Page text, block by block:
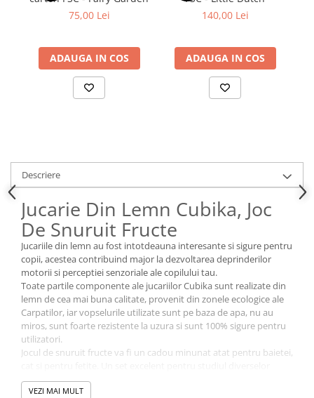
Saltele120x60 cm
Tablite magetice si accesorii
Umidificatore
75,00 Lei
ADAUGA IN COS
140,00 Lei
ADAUGA IN COS
Descriere
Jucarie Din Lemn Cubika, Joc
De Snuruit Fructe
Jucariile din lemn au fost intotdeauna interesante si sigure pentru
copii, acestea contribuind major la dezvoltarea deprinderilor
motorii si perceptiei senzoriale ale copilului tau.
Toate partile componente ale jucariilor Cubika sunt realizate din
lemn de cea mai buna calitate, provenit din zonele ecologice ale
Carpatilor, iar vopselurile utilizate sunt pe baza de apa, nu au
miros, sunt foarte rezistente la uzura si sunt 100% sigure pentru
utilizatori.
Jocul de snuruit fructe va fi un cadou minunat atat pentru baietei,
fructe. Trebuie doar sa potriveasca toate figurile prin gaurile deja
definiete, pe franghie. Jucaria are o dimensiune ideala pentru cei
VEZI MAI MULT